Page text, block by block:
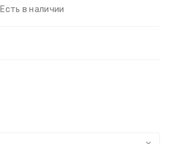
Есть в наличии